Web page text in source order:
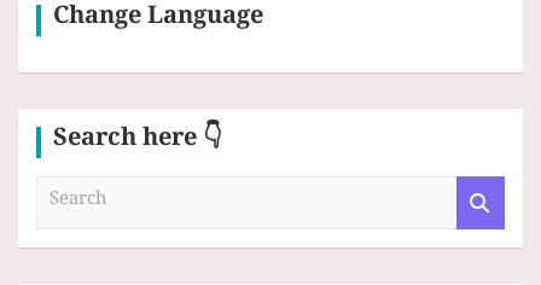
Change Language
Search here 👇
a